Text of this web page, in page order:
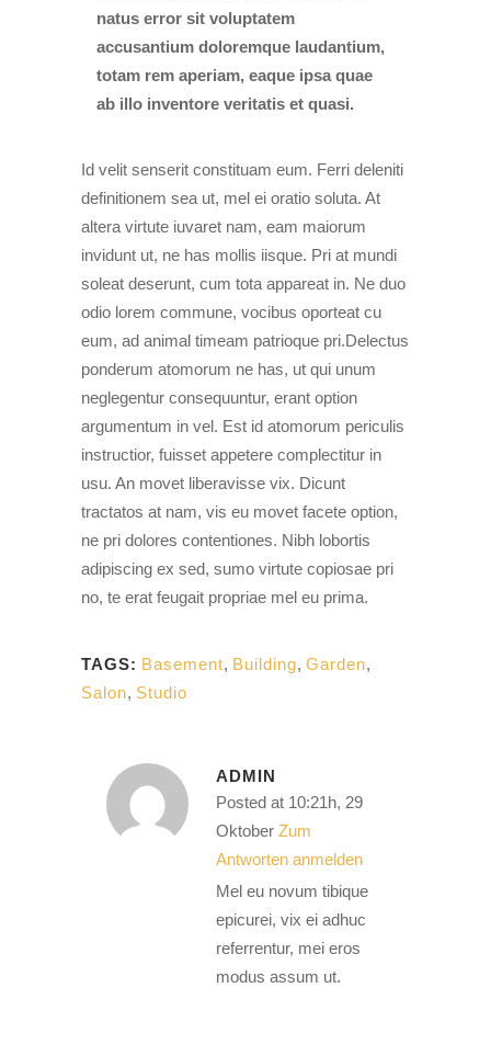
natus error sit voluptatem
accusantium doloremque laudantium,
totam rem aperiam, eaque ipsa quae
ab illo inventore veritatis et quasi.
Id velit senserit constituam eum. Ferri deleniti
definitionem sea ut, mel ei oratio soluta. At
altera virtute iuvaret nam, eam maiorum
invidunt ut, ne has mollis iisque. Pri at mundi
soleat deserunt, cum tota appareat in. Ne duo
odio lorem commune, vocibus oporteat cu
eum, ad animal timeam patrioque pri.Delectus
ponderum atomorum ne has, ut qui unum
neglegentur consequuntur, erant option
argumentum in vel. Est id atomorum periculis
instructior, fuisset appetere complectitur in
usu. An movet liberavisse vix. Dicunt
tractatos at nam, vis eu movet facete option,
ne pri dolores contentiones. Nibh lobortis
adipiscing ex sed, sumo virtute copiosae pri
no, te erat feugait propriae mel eu prima.
TAGS: Basement, Building, Garden,
Salon, Studio
ADMIN
Posted at 10:21h, 29
Oktober Zum
Antworten anmelden
Mel eu novum tibique
epicurei, vix ei adhuc
referrentur, mei eros
modus assum ut.